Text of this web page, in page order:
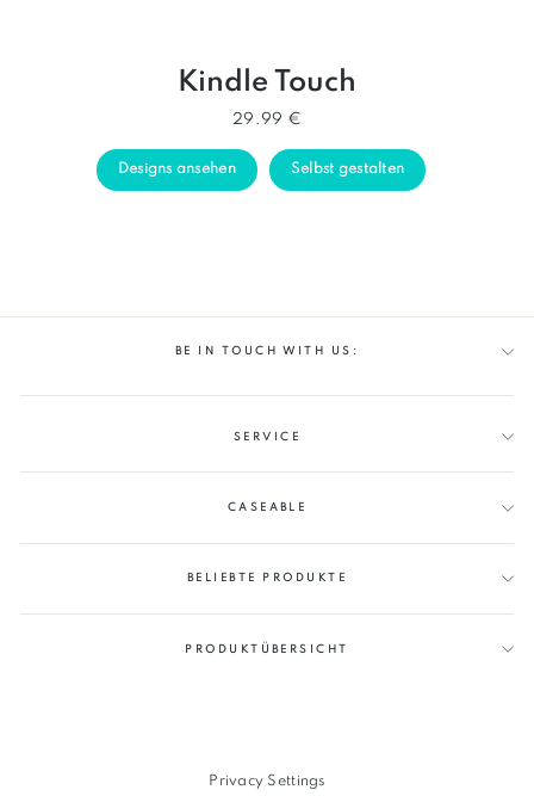
Kindle Touch
29.99 €
Designs ansehen Selbst gestalten
BE IN TOUCH WITH US:
SERVICE
CASEABLE
BELIEBTE PRODUKTE
PRODUKTÜBERSICHT
Privacy Settings